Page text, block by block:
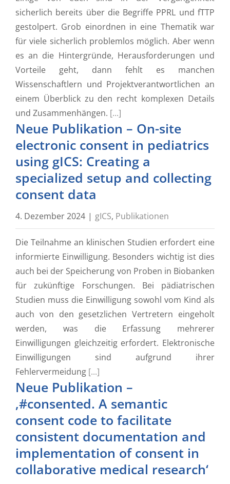
sicherlich bereits über die Begriffe PPRL und fTTP
gestolpert. Grob einordnen in eine Thematik war
für viele sicherlich problemlos möglich. Aber wenn
es an die Hintergründe, Herausforderungen und
Vorteile geht, dann fehlt es manchen
Wissenschaftlern und Projektverantwortlichen an
einem Überblick zu den recht komplexen Details
und Zusammenhängen. [...]
Neue Publikation – On-site
electronic consent in pediatrics
using gICS: Creating a
specialized setup and collecting
consent data
4. Dezember 2024 | gICS, Publikationen
Die Teilnahme an klinischen Studien erfordert eine
informierte Einwilligung. Besonders wichtig ist dies
auch bei der Speicherung von Proben in Biobanken
für zukünftige Forschungen. Bei pädiatrischen
Studien muss die Einwilligung sowohl vom Kind als
auch von den gesetzlichen Vertretern eingeholt
werden, was die Erfassung mehrerer
Einwilligungen gleichzeitig erfordert. Elektronische
Einwilligungen sind aufgrund ihrer
Fehlervermeidung [...]
Neue Publikation –
‚#consented. A semantic
consent code to facilitate
consistent documentation and
implementation of consent in
collaborative medical research‘